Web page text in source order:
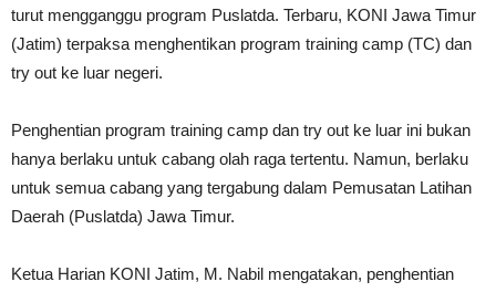
turut mengganggu program Puslatda. Terbaru, KONI Jawa Timur
(Jatim) terpaksa menghentikan program training camp (TC) dan
try out ke luar negeri.
Penghentian program training camp dan try out ke luar ini bukan
hanya berlaku untuk cabang olah raga tertentu. Namun, berlaku
untuk semua cabang yang tergabung dalam Pemusatan Latihan
Daerah (Puslatda) Jawa Timur.
Ketua Harian KONI Jatim, M. Nabil mengatakan, penghentian